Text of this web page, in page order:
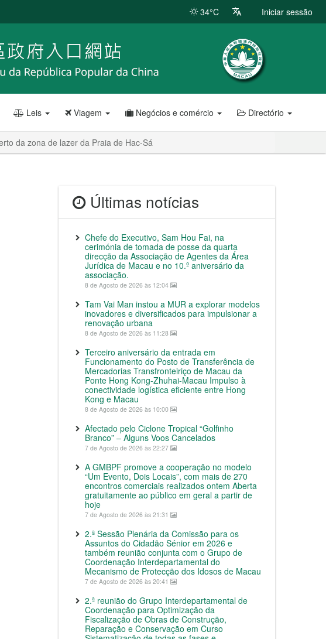
34°C Iniciar sessão
Leis Viagem Negócios e comércio Directório
da zona de lazer da Praia de Hac-Sá
Últimas notícias
Chefe do Executivo, Sam Hou Fai, na
cerimónia de tomada de posse da quarta
direcção da Associação de Agentes da Área
Jurídica de Macau e no 10.º aniversário da
associação.
8 de Agosto de 2026 às 12:04
Tam Vai Man instou a MUR a explorar modelos
inovadores e diversificados para impulsionar a
renovação urbana
8 de Agosto de 2026 às 11:28
Terceiro aniversário da entrada em
Funcionamento do Posto de Transferência de
Mercadorias Transfronteiriço de Macau da
Ponte Hong Kong-Zhuhai-Macau Impulso à
conectividade logística eficiente entre Hong
Kong e Macau
8 de Agosto de 2026 às 10:00
Afectado pelo Ciclone Tropical “Golfinho
Branco” – Alguns Voos Cancelados
7 de Agosto de 2026 às 22:27
A GMBPF promove a cooperação no modelo
“Um Evento, Dois Locais”, com mais de 270
encontros comerciais realizados ontem Aberta
gratuitamente ao público em geral a partir de
hoje
7 de Agosto de 2026 às 21:31
2.ª Sessão Plenária da Comissão para os
Assuntos do Cidadão Sénior em 2026 e
também reunião conjunta com o Grupo de
Coordenação Interdepartamental do
Mecanismo de Protecção dos Idosos de Macau
7 de Agosto de 2026 às 20:41
2.ª reunião do Grupo Interdepartamental de
Coordenação para Optimização da
Fiscalização de Obras de Construção,
Reparação e Conservação em Curso